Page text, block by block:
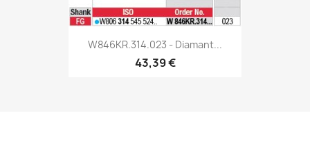
W846KR.314.023 - Diamant...
43,39 €